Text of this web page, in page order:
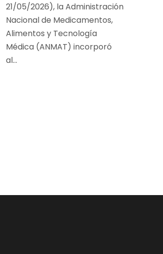
21/05/2026), la Administración
Nacional de Medicamentos,
Alimentos y Tecnología
Médica (ANMAT) incorporó
al...